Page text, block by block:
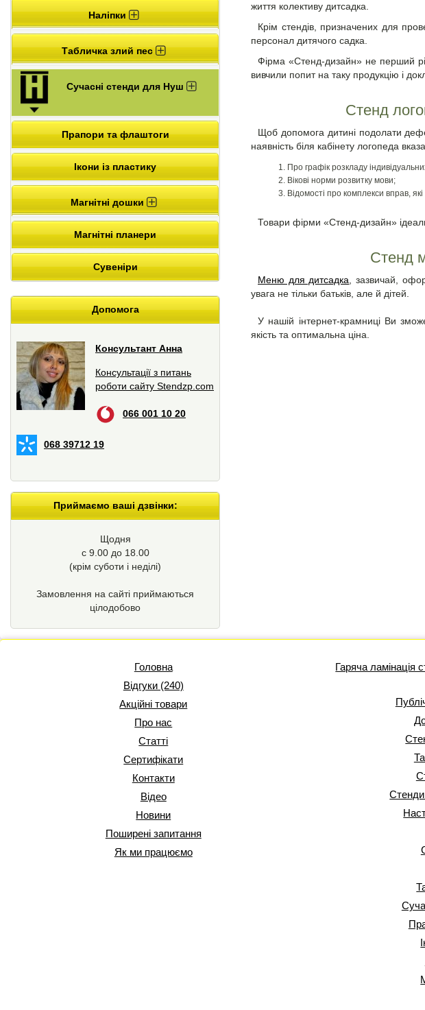
Наліпки
Табличка злий пес
Сучасні стенди для Нуш
Прапори та флаштоги
Ікони із пластику
Магнітні дошки
Магнітні планери
Сувеніри
Допомога
Консультант Анна
Консультації з питань
роботи сайту Stendzp.com
066 001 10 20
068 39712 19
Приймаємо ваші дзвінки:
Щодня
с 9.00 до 18.00
(крім суботи і неділі)
Замовлення на сайті приймаються
цілодобово
життя колективу дитсадка.
Крім стендів, призначених для
персонал дитячого садка.
Фірма «Стенд-дизайн» не перший
вивчили попит на таку продукцію і
Стенд
Щоб допомога дитині подолати
наявність біля кабінету логопеда
Про графік розкладу
Вікові норми розвитку мови;
Відомості про комплекси вправ,
Товари фірми «Стенд-дизайн»
Стенд
Меню для дитсадка , зазвичай,
увага не тільки батьків, але й дітей.
У нашій інтернет-крамниці Ви
якість та оптимальна ціна.
Головна
Відгуки (240)
Акційні товари
Про нас
Статті
Сертифікати
Контакти
Відео
Новини
Поширені запитання
Як ми працюємо
Гаряча ламінація